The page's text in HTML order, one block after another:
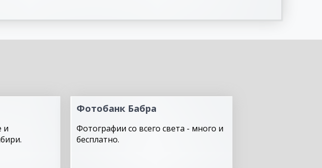
и
Фотобанк Бабра
Фотографии со всего света - много и
бесплатно.